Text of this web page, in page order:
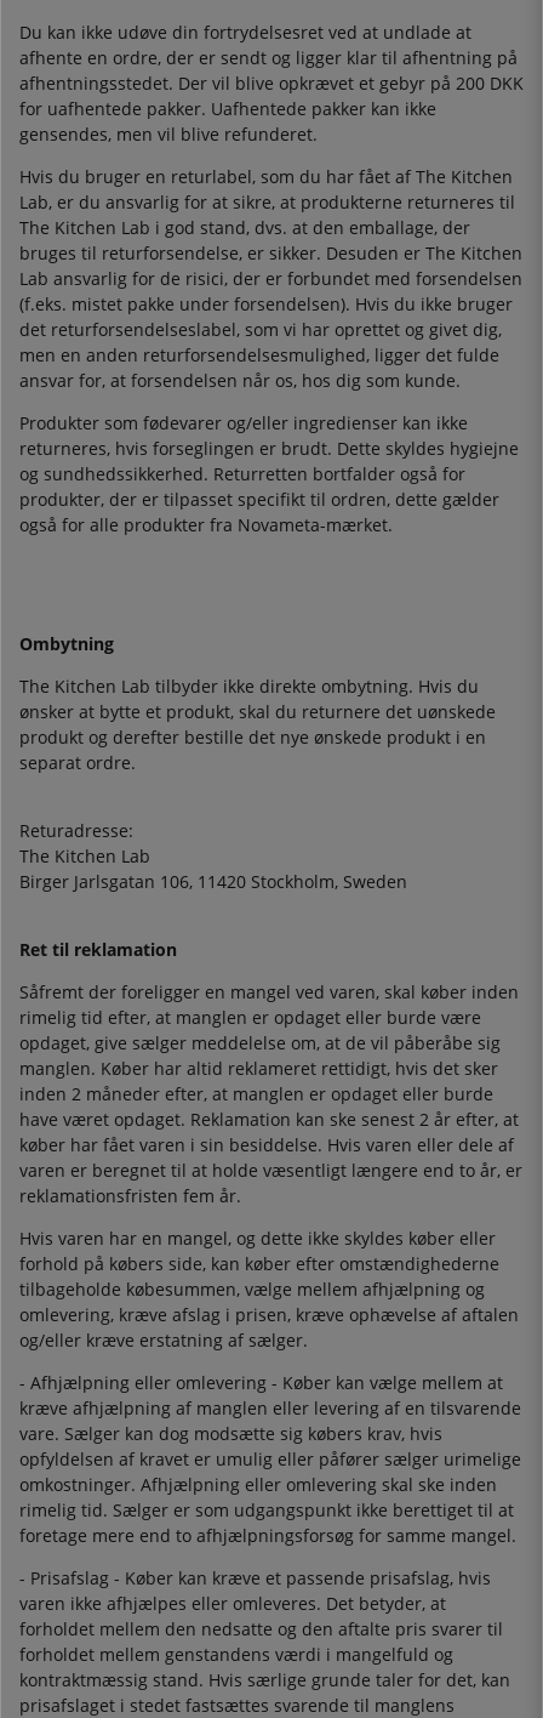
Du kan ikke udøve din fortrydelsesret ved at undlade at
afhente en ordre, der er sendt og ligger klar til afhentning på
afhentningsstedet. Der vil blive opkrævet et gebyr på 200 DKK
for uafhentede pakker. Uafhentede pakker kan ikke
gensendes, men vil blive refunderet.
Hvis du bruger en returlabel, som du har fået af The Kitchen
Lab, er du ansvarlig for at sikre, at produkterne returneres til
The Kitchen Lab i god stand, dvs. at den emballage, der
bruges til returforsendelse, er sikker. Desuden er The Kitchen
Lab ansvarlig for de risici, der er forbundet med forsendelsen
(f.eks. mistet pakke under forsendelsen). Hvis du ikke bruger
det returforsendelseslabel, som vi har oprettet og givet dig,
men en anden returforsendelsesmulighed, ligger det fulde
ansvar for, at forsendelsen når os, hos dig som kunde.
Produkter som fødevarer og/eller ingredienser kan ikke
returneres, hvis forseglingen er brudt. Dette skyldes hygiejne
og sundhedssikkerhed. Returretten bortfalder også for
produkter, der er tilpasset specifikt til ordren, dette gælder
også for alle produkter fra Novameta-mærket.
Ombytning
The Kitchen Lab tilbyder ikke direkte ombytning. Hvis du
ønsker at bytte et produkt, skal du returnere det uønskede
produkt og derefter bestille det nye ønskede produkt i en
separat ordre.
Returadresse:
The Kitchen Lab
Birger Jarlsgatan 106, 11420 Stockholm, Sweden
Ret til reklamation
Såfremt der foreligger en mangel ved varen, skal køber inden
rimelig tid efter, at manglen er opdaget eller burde være
opdaget, give sælger meddelelse om, at de vil påberåbe sig
manglen. Køber har altid reklameret rettidigt, hvis det sker
inden 2 måneder efter, at manglen er opdaget eller burde
have været opdaget. Reklamation kan ske senest 2 år efter, at
køber har fået varen i sin besiddelse. Hvis varen eller dele af
varen er beregnet til at holde væsentligt længere end to år, er
reklamationsfristen fem år.
Hvis varen har en mangel, og dette ikke skyldes køber eller
forhold på købers side, kan køber efter omstændighederne
tilbageholde købesummen, vælge mellem afhjælpning og
omlevering, kræve afslag i prisen, kræve ophævelse af aftalen
og/eller kræve erstatning af sælger.
- Afhjælpning eller omlevering - Køber kan vælge mellem at
kræve afhjælpning af manglen eller levering af en tilsvarende
vare. Sælger kan dog modsætte sig købers krav, hvis
opfyldelsen af kravet er umulig eller påfører sælger urimelige
omkostninger. Afhjælpning eller omlevering skal ske inden
rimelig tid. Sælger er som udgangspunkt ikke berettiget til at
foretage mere end to afhjælpningsforsøg for samme mangel.
- Prisafslag - Køber kan kræve et passende prisafslag, hvis
varen ikke afhjælpes eller omleveres. Det betyder, at
forholdet mellem den nedsatte og den aftalte pris svarer til
forholdet mellem genstandens værdi i mangelfuld og
kontraktmæssig stand. Hvis særlige grunde taler for det, kan
prisafslaget i stedet fastsættes svarende til manglens